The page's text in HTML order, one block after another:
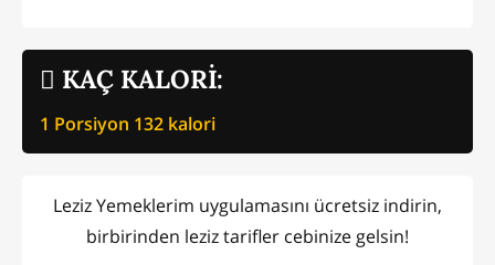
KAÇ KALORİ:
1 Porsiyon 132 kalori
Leziz Yemeklerim uygulamasını ücretsiz indirin,
birbirinden leziz tarifler cebinize gelsin!